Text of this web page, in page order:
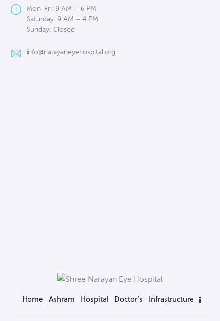
Mon-Fri: 9 AM – 6 PM
Saturday: 9 AM – 4 PM
Sunday: Closed
info@narayaneyehospital.org
Home Ashram Hospital Doctor’s Infrastructure